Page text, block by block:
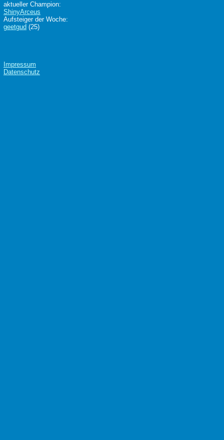
aktueller Champion:
ShinyArceus
Aufsteiger der Woche:
geetgud (25)
Impressum
Datenschutz